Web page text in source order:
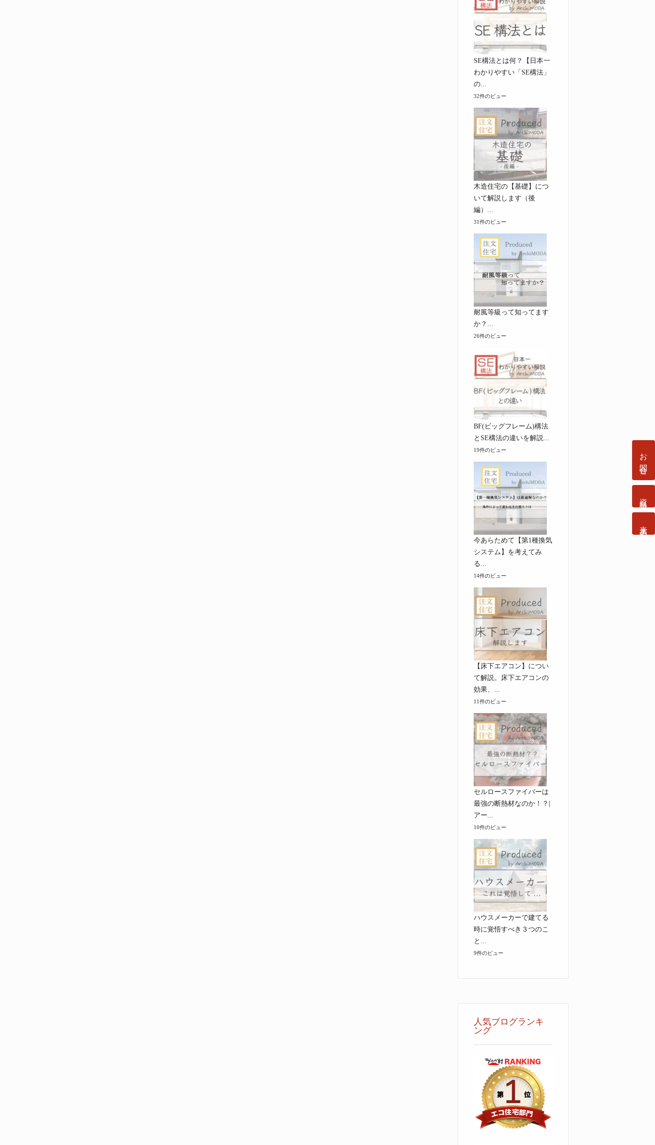
お問合せ
SE構法とは何？【日本一
わかりやすい「SE構法」
の...
32件のビュー
木造住宅の【基礎】につ
いて解説します（後
編）...
31件のビュー
耐風等級って知ってます
か？...
26件のビュー
BF(ビッグフレーム)構法
とSE構法の違いを解説...
19件のビュー
今あらためて【第1種換気
システム】を考えてみ
る...
14件のビュー
【床下エアコン】につい
て解説。床下エアコンの
効果、...
11件のビュー
セルロースファイバーは
最強の断熱材なのか！？|
アー...
10件のビュー
ハウスメーカーで建てる
時に覚悟すべき３つのこ
と...
9件のビュー
人気ブログランキ
ング